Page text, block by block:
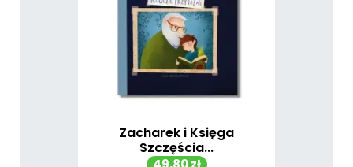
Zacharek i Księga
Szczęścia...
Cena